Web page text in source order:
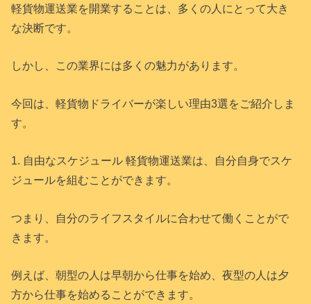
軽貨物運送業を開業することは、多くの人にとって大き
な決断です。
しかし、この業界には多くの魅力があります。
今回は、軽貨物ドライバーが楽しい理由3選をご紹介しま
す。
1. 自由なスケジュール 軽貨物運送業は、自分自身でスケ
ジュールを組むことができます。
つまり、自分のライフスタイルに合わせて働くことがで
きます。
例えば、朝型の人は早朝から仕事を始め、夜型の人は夕
方から仕事を始めることができます。